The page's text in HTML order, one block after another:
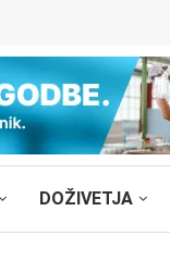
DOŽIVETJA